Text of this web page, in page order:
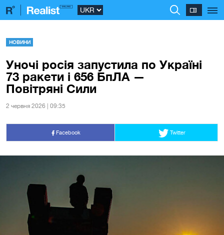
НОВИНИ
Уночі росія запустила по Україні
73 ракети і 656 БпЛА —
Повітряні Сили
2 червня 2026 | 09:35
Facebook Twitter